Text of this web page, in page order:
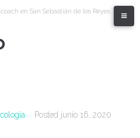
en San Sebastián de los Reyes
Posted junio 16, 2020